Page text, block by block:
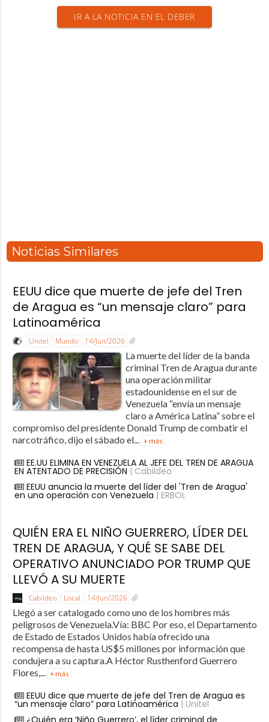
IR A LA NOTICIA EN EL DEBER
Noticias Similares
EEUU dice que muerte de jefe del Tren
de Aragua es “un mensaje claro” para
Latinoamérica
Unitel Mundo 14/Jun/2026
La muerte del líder de la banda
criminal Tren de Aragua durante
una operación militar
estadounidense en el sur de
Venezuela “envía un mensaje
claro a América Latina” sobre el
compromiso del presidente Donald Trump de combatir el
narcotráfico, dijo el sábado el... + más
EE.UU ELIMINA EN VENEZUELA AL JEFE DEL TREN DE ARAGUA
EN ATENTADO DE PRECISIÓN | Cabildeo
EEUU anuncia la muerte del líder del 'Tren de Aragua'
en una operación con Venezuela | ERBOL
QUIÉN ERA EL NIÑO GUERRERO, LÍDER DEL
TREN DE ARAGUA, Y QUÉ SE SABE DEL
OPERATIVO ANUNCIADO POR TRUMP QUE
LLEVÓ A SU MUERTE
Cabildeo Local 14/Jun/2026
Llegó a ser catalogado como uno de los hombres más
peligrosos de Venezuela.Vía: BBC Por eso, el Departamento
de Estado de Estados Unidos había ofrecido una
recompensa de hasta US$5 millones por información que
condujera a su captura.A Héctor Rusthenford Guerrero
Flores,...
+ más
EEUU dice que muerte de jefe del Tren de Aragua es
“un mensaje claro” para Latinoamérica | Unitel
¿Quién era ‘Niño Guerrero’, el líder criminal de